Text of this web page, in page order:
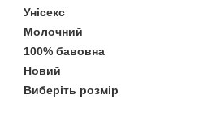
Унісекс
Молочний
100% бавовна
Новий
Виберіть розмір